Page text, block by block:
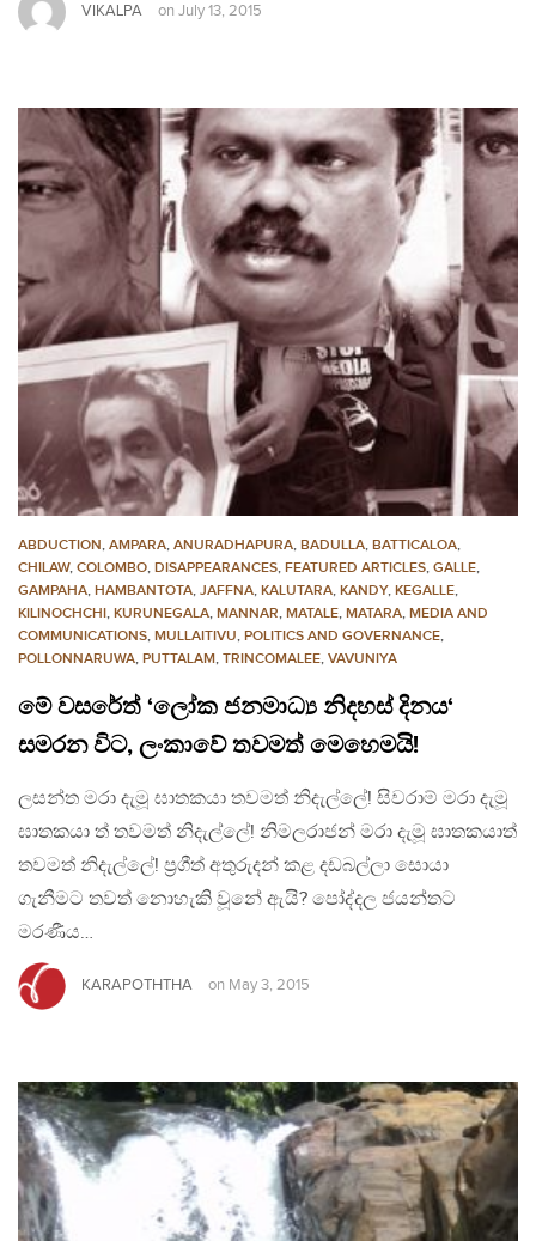
VIKALPA on July 13, 2015
ABDUCTION, AMPARA, ANURADHAPURA, BADULLA, BATTICALOA,
CHILAW, COLOMBO, DISAPPEARANCES, FEATURED ARTICLES, GALLE,
GAMPAHA, HAMBANTOTA, JAFFNA, KALUTARA, KANDY, KEGALLE,
KILINOCHCHI, KURUNEGALA, MANNAR, MATALE, MATARA, MEDIA AND
COMMUNICATIONS, MULLAITIVU, POLITICS AND GOVERNANCE,
POLLONNARUWA, PUTTALAM, TRINCOMALEE, VAVUNIYA
මේ වසරේත් ‘ලෝක ජනමාධ්‍ය නිදහස් දිනය‘
සමරන විට, ලංකාවේ තවමත් මෙහෙමයි!
ලසන්ත මරා දැමූ ඝාතකයා තවමත් නිදැල්ලේ! සිවරාම් මරා දැමූ
ඝාතකයා ත් තවමත් නිදැල්ලේ! නිමලරාජන් මරා දැමූ ඝාතකයාත්
තවමත් නිදැල්ලේ! ප්‍රගීත් අතුරුදන් කළ දඩබල්ලා සොයා
ගැනීමට තවත් නොහැකි වූනේ ඇයි? පෝද්දල ජයන්තට
මරණීය…
KARAPOTHTHA on May 3, 2015